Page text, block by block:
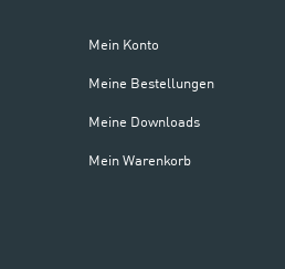
Mein Konto
Meine Bestellungen
Meine Downloads
Mein Warenkorb